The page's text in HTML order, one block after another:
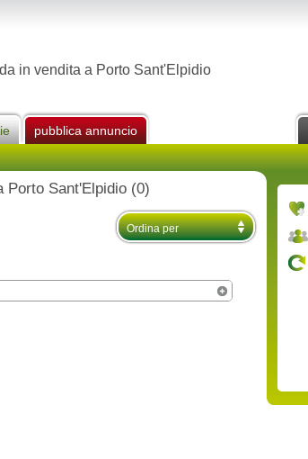
in vendita a Porto Sant'Elpidio
pubblica annuncio
Porto Sant'Elpidio (0)